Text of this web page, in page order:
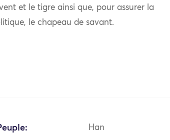
et le tigre ainsi que, pour assurer la
le chapeau de savant.
Han